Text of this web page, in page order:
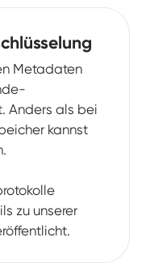
Metadaten
Anders als bei
kannst
zu unserer